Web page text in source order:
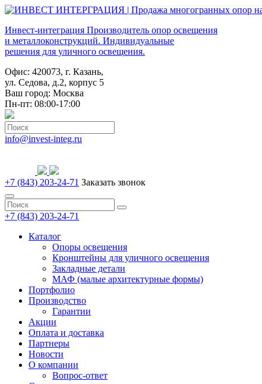
Инвест-интеграция Производитель опор освещения
и металлоконструкций. Индивидуальные
решения для уличного освещения.
Офис: 420073, г. Казань,
ул. Седова, д.2, корпус 5
Ваш город: Москва
Пн-пт: 08:00-17:00
info@invest-integ.ru
+7 (843) 203-24-71 Заказать звонок
+7 (843) 203-24-71
Каталог
Опоры освещения
Кронштейны для уличного освещения
Закладные детали
МАФ (малые архитектурные формы)
Портфолио
Производство
Гарантии
Акции
Оплата и доставка
Партнеры
Новости
О компании
Вопрос-ответ